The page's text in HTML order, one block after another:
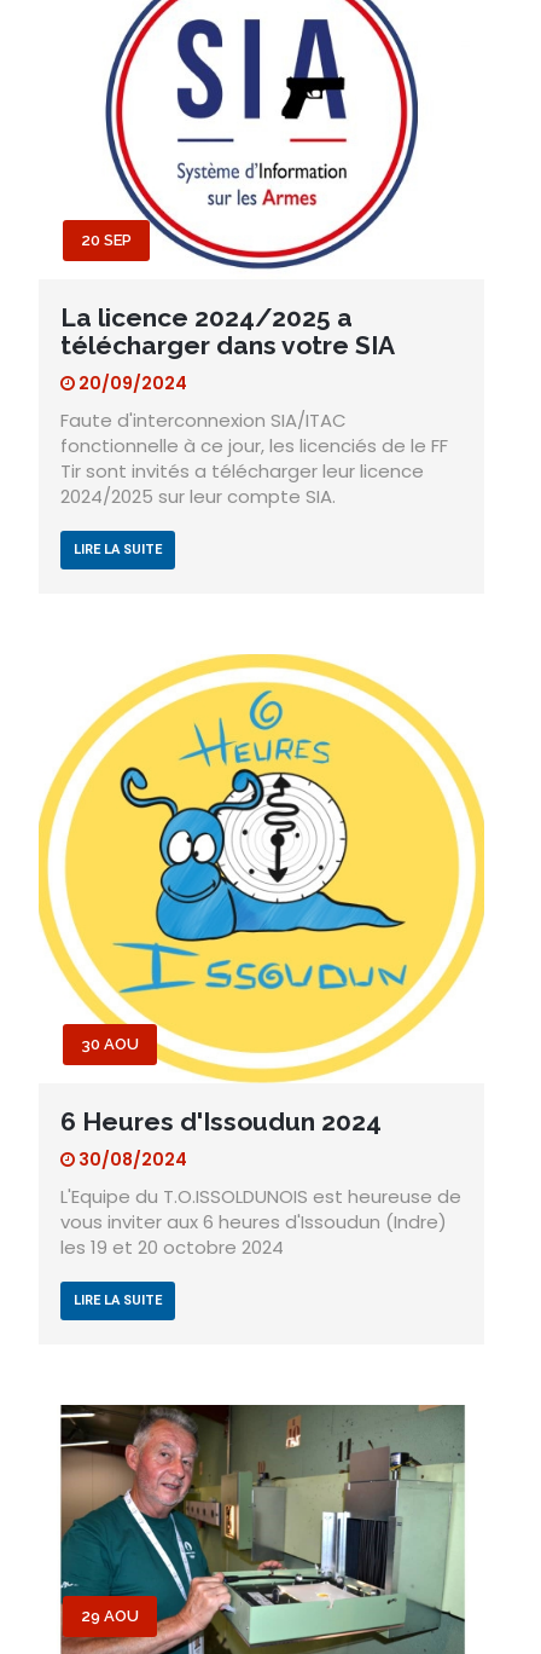
20 SEP
La licence 2024/2025 a
télécharger dans votre SIA
20/09/2024
Faute d'interconnexion SIA/ITAC
fonctionnelle à ce jour, les licenciés de le FF
Tir sont invités a télécharger leur licence
2024/2025 sur leur compte SIA.
LIRE LA SUITE
30 AOU
6 Heures d'Issoudun 2024
30/08/2024
L'Equipe du T.O.ISSOLDUNOIS est heureuse de
vous inviter aux 6 heures d'Issoudun (Indre)
les 19 et 20 octobre 2024
LIRE LA SUITE
29 AOU